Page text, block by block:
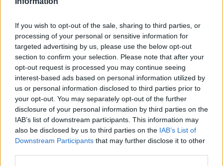
If you wish to opt-out of the sale, sharing to third parties, or
processing of your personal or sensitive information for
targeted advertising by us, please use the below opt-out
section to confirm your selection. Please note that after your
opt-out request is processed you may continue seeing
interest-based ads based on personal information utilized by
us or personal information disclosed to third parties prior to
your opt-out. You may separately opt-out of the further
disclosure of your personal information by third parties on the
IAB’s list of downstream participants. This information may
also be disclosed by us to third parties on the IAB’s List of
Downstream Participants that may further disclose it to other
Vestidos de terciopelo
Los vestidos de terciopelo son otra de las opciones más
acertadas para el invierno, ya que combinan suavidad, calidez
y elegancia. Estos vestidos, confeccionados con un tejido de
tacto aterciopelado, ofrecen una textura y un brillo únicos
que realzan la figura y el color de la piel. Los vestidos de
terciopelo son ideales para crearlookssofisticados y
formales, pero también pueden darle un toque de glamour y
de tendencia a tus outfitsmás casuales .
Esta temporada, los vestidos de terciopelo se llevan en